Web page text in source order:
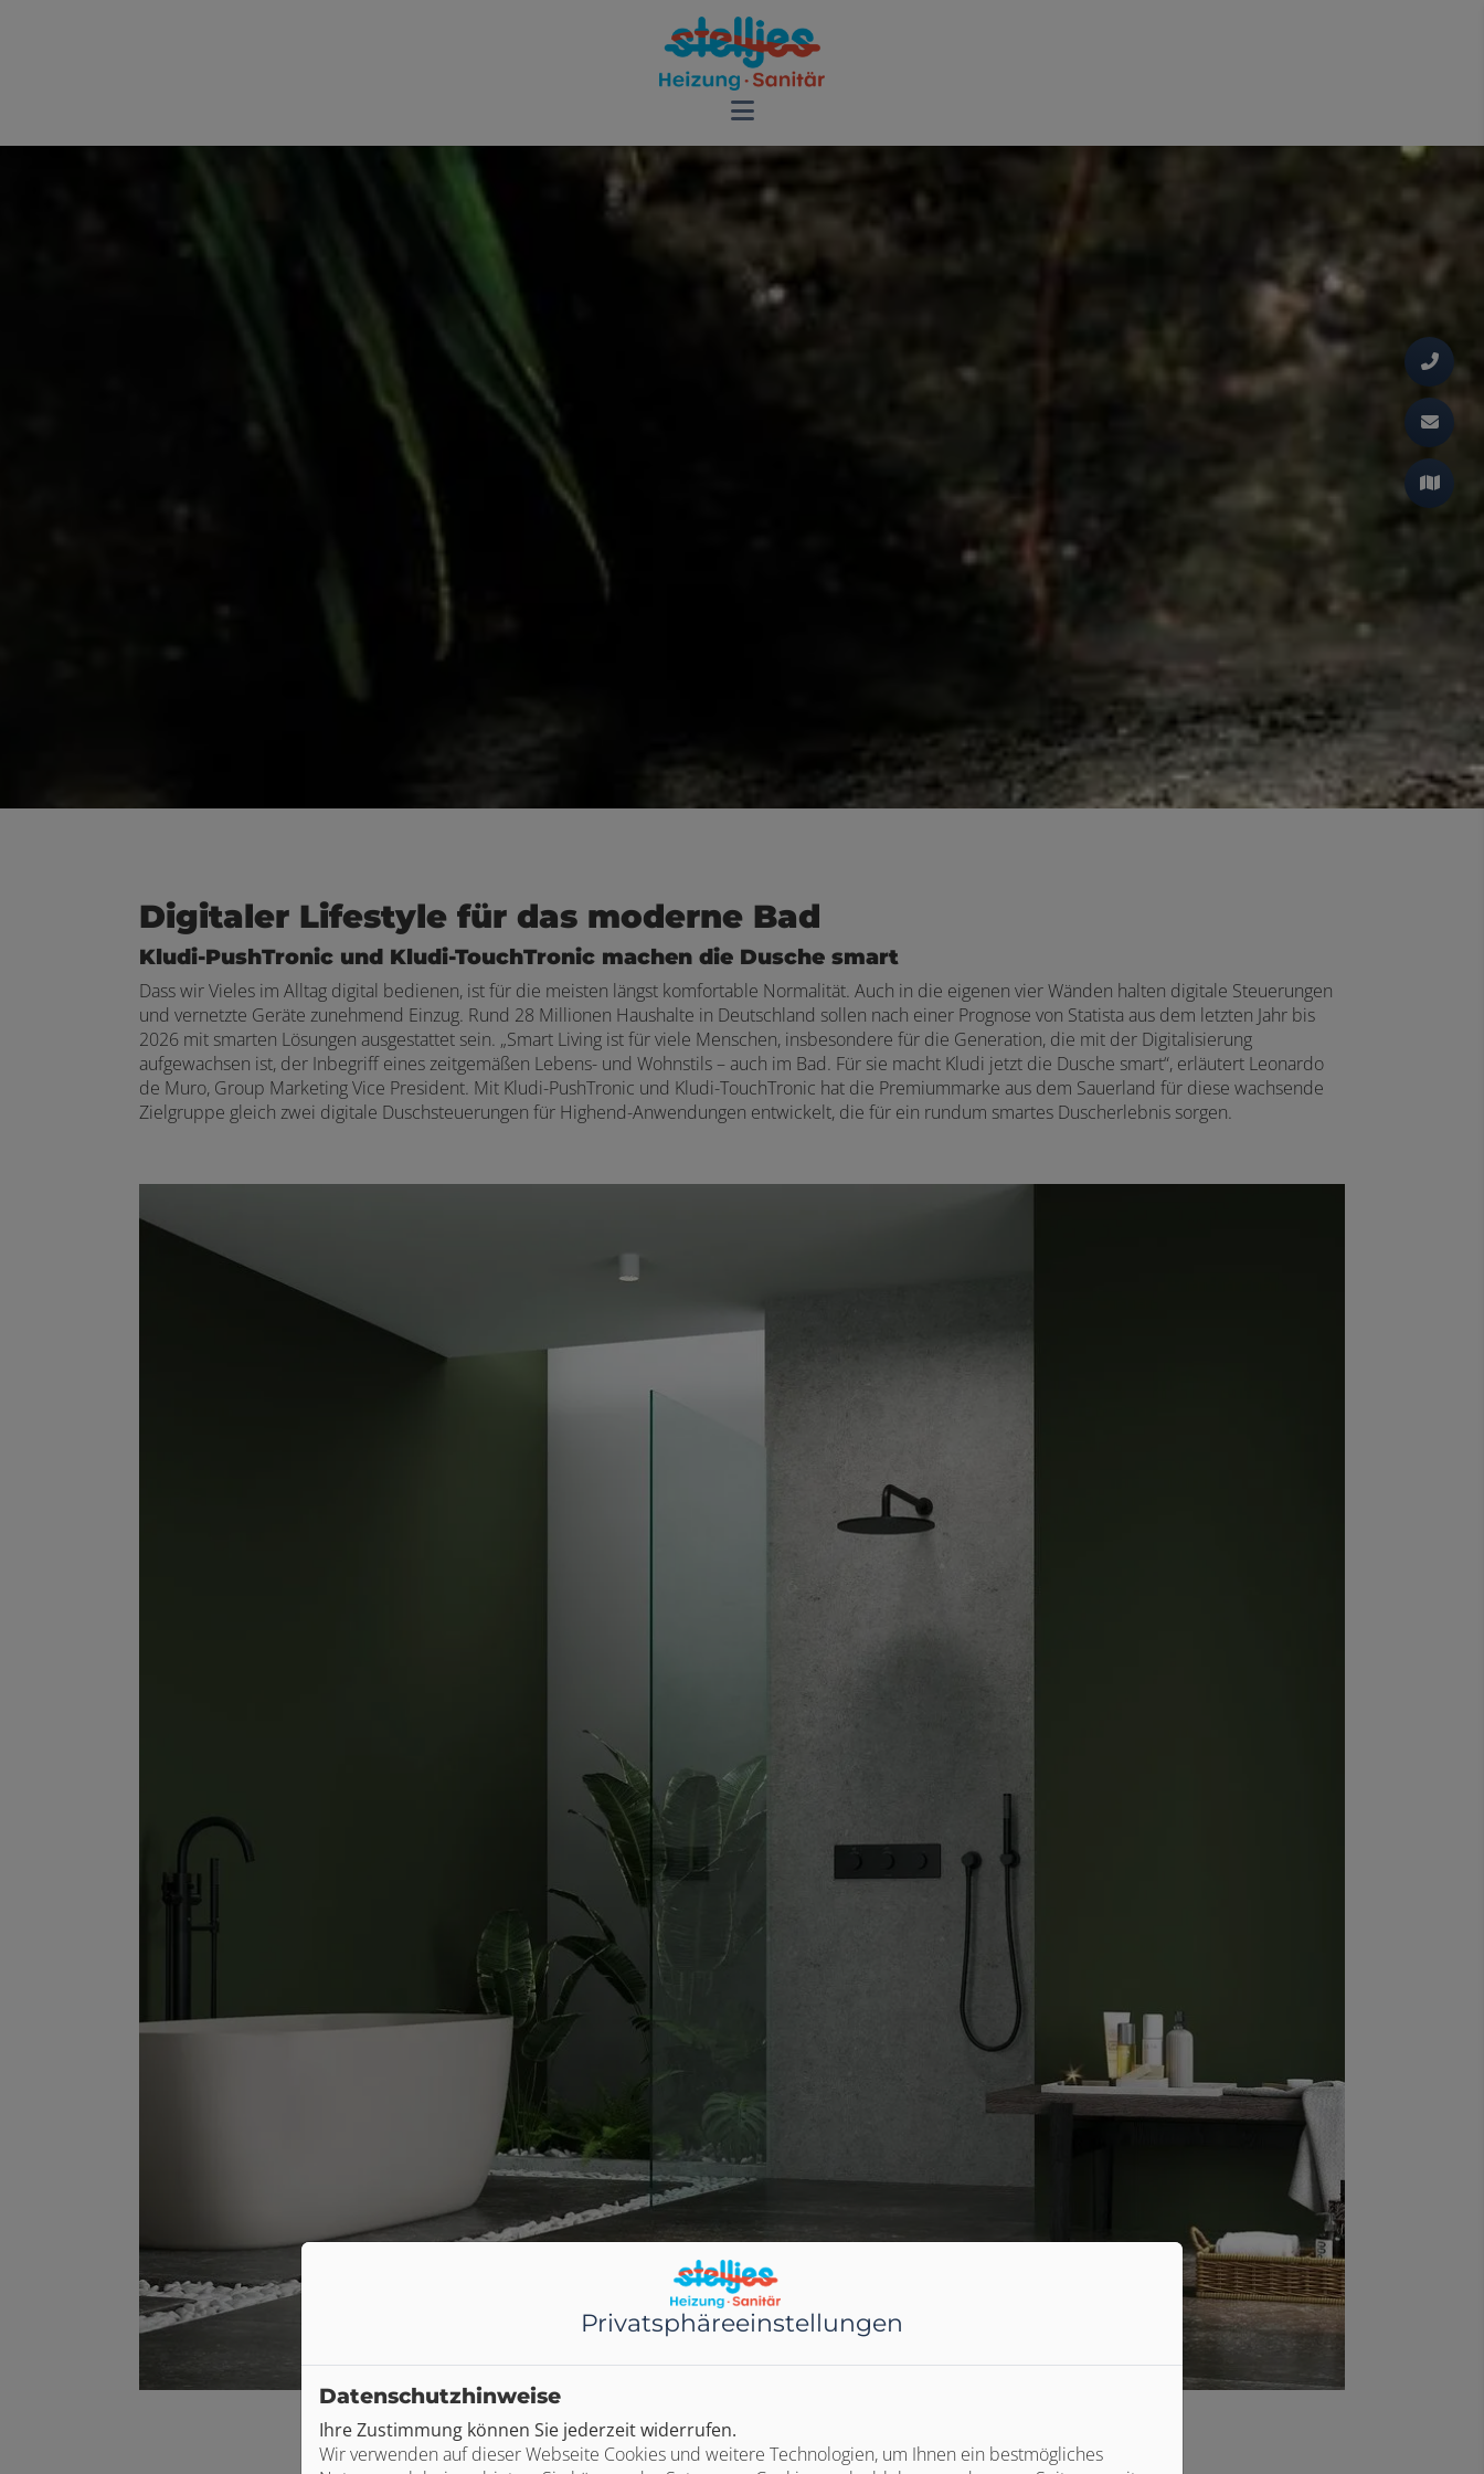
Digitaler Lifestyle für das moderne Bad
Kludi-PushTronic und Kludi-TouchTronic machen die Dusche smart
Dass wir Vieles im Alltag digital bedienen, ist für die meisten längst komfortable Normalität. Auch in die eigenen vier Wänden halten digitale Steuerungen
und vernetzte Geräte zunehmend Einzug. Rund 28 Millionen Haushalte in Deutschland sollen nach einer Prognose von Statista aus dem letzten Jahr bis
2026 mit smarten Lösungen ausgestattet sein. „Smart Living ist für viele Menschen, insbesondere für die Generation, die mit der Digitalisierung
aufgewachsen ist, der Inbegriff eines zeitgemäßen Lebens- und Wohnstils – auch im Bad. Für sie macht Kludi jetzt die Dusche smart“, erläutert Leonardo
de Muro, Group Marketing Vice President. Mit Kludi-PushTronic und Kludi-TouchTronic hat die Premiummarke aus dem Sauerland für diese wachsende
Zielgruppe gleich zwei digitale Duschsteuerungen für Highend-Anwendungen entwickelt, die für ein rundum smartes Duscherlebnis sorgen.
Privatsphäre­einstellungen
Datenschutzhinweise
Ihre Zustimmung können Sie jederzeit widerrufen.
Wir verwenden auf dieser Webseite Cookies und weitere Technologien, um Ihnen ein bestmögliches